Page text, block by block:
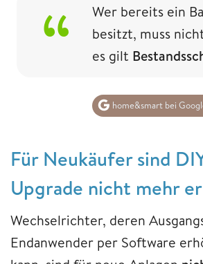
Wer bereits ein
besitzt, muss
es gilt
home&smart bei
Für Neukäufer sind
Upgrade nicht mehr
Wechselrichter, deren
Endanwender per Software